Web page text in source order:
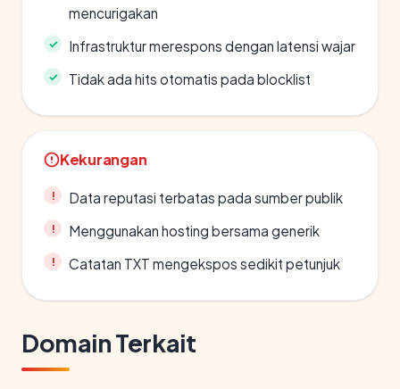
mencurigakan
Infrastruktur merespons dengan latensi wajar
Tidak ada hits otomatis pada blocklist
Kekurangan
Data reputasi terbatas pada sumber publik
Menggunakan hosting bersama generik
Catatan TXT mengekspos sedikit petunjuk
Domain Terkait